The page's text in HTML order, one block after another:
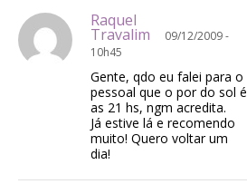
Raquel
Travalim
09/12/2009 -
10h45
Gente, qdo eu falei para o
pessoal que o por do sol é
as 21 hs, ngm acredita.
Já estive lá e recomendo
muito! Quero voltar um
dia!